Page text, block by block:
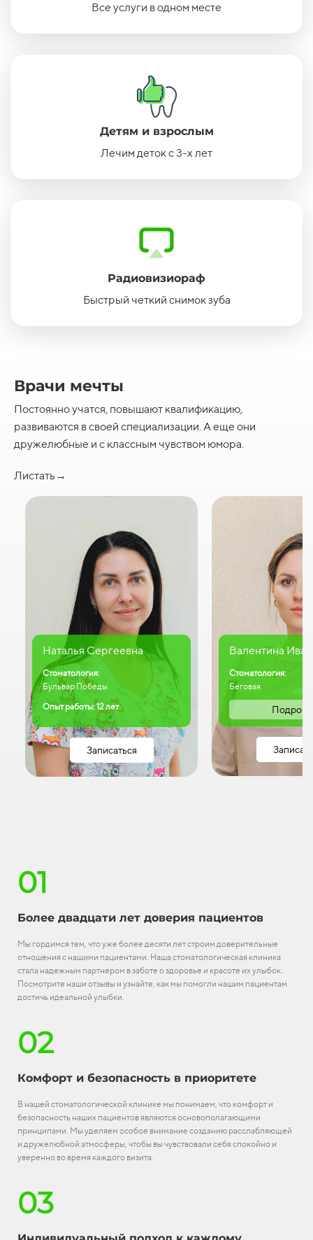
Все услуги в одном месте
Детям и взрослым
Лечим деток с 3-х лет
Радиовизиораф
Быстрый четкий снимок зуба
Врачи мечты
Постоянно учатся, повышают квалификацию,
развиваются в своей специализации. А еще они
дружелюбные и с классным чувством юмора.
Листать→
Наталья Сергеевна
Стоматология:
Бульвар Победы
Опыт работы: 12 лет
Записаться
Валентина
Стоматология:
Беговая
01
Более двадцати лет доверия пациентов
Мы гордимся тем, что уже более десяти лет строим доверительные
отношения с нашими пациентами. Наша стоматологическая клиника
стала надежным партнером в заботе о здоровье и красоте их улыбок.
Посмотрите наши отзывы и узнайте, как мы помогли нашим пациентам
достичь идеальной улыбки.
02
Комфорт и безопасность в приоритете
В нашей стоматологической клинике мы понимаем, что комфорт и
безопасность наших пациентов являются основополагающими
принципами. Мы уделяем особое внимание созданию расслабляющей
и дружелюбной атмосферы, чтобы вы чувствовали себя спокойно и
уверенно во время каждого визита.
03